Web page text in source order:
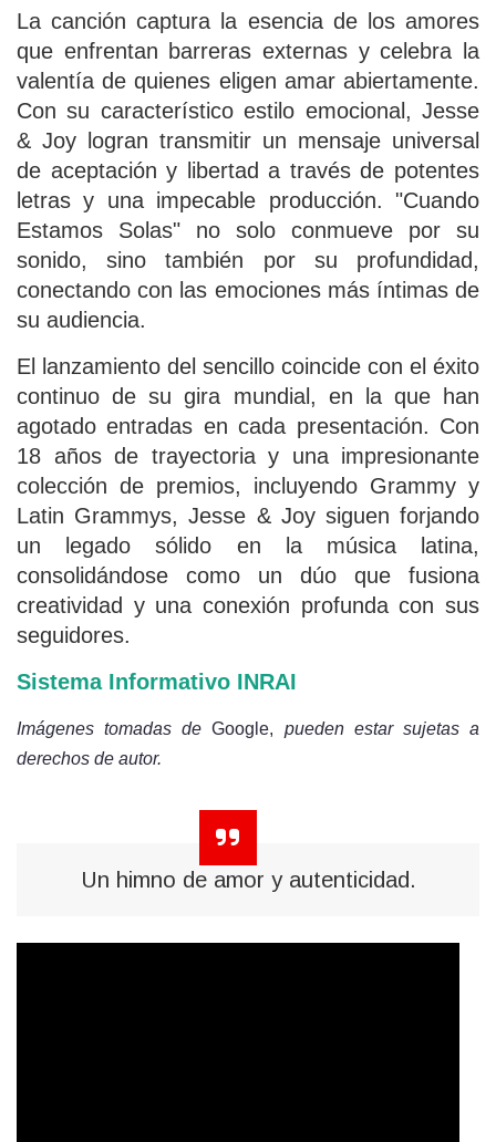
La canción captura la esencia de los amores
que enfrentan barreras externas y celebra la
valentía de quienes eligen amar abiertamente.
Con su característico estilo emocional, Jesse
& Joy logran transmitir un mensaje universal
de aceptación y libertad a través de potentes
letras y una impecable producción. "Cuando
Estamos Solas" no solo conmueve por su
sonido, sino también por su profundidad,
conectando con las emociones más íntimas de
su audiencia.
El lanzamiento del sencillo coincide con el éxito
continuo de su gira mundial, en la que han
agotado entradas en cada presentación. Con
18 años de trayectoria y una impresionante
colección de premios, incluyendo Grammy y
Latin Grammys, Jesse & Joy siguen forjando
un legado sólido en la música latina,
consolidándose como un dúo que fusiona
creatividad y una conexión profunda con sus
seguidores.
Sistema Informativo INRAI
Imágenes tomadas deGoogle, pueden estar sujetas a
derechos de autor.
Un himno de amor y autenticidad.